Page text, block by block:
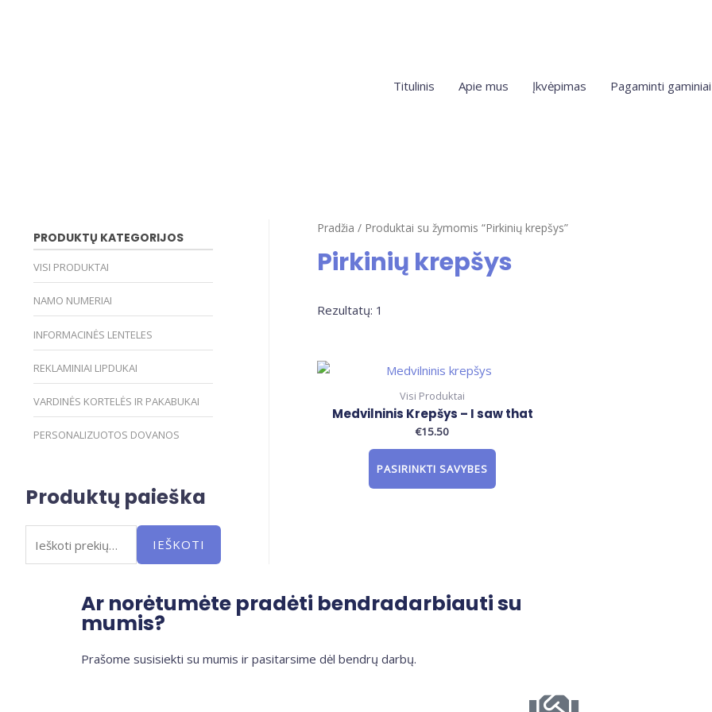
Titulinis Apie mus Įkvėpimas Pagaminti gaminiai
PRODUKTŲ KATEGORIJOS
VISI PRODUKTAI
NAMO NUMERIAI
INFORMACINĖS LENTELES
REKLAMINIAI LIPDUKAI
VARDINĖS KORTELĖS IR PAKABUKAI
PERSONALIZUOTOS DOVANOS
Produktų paieška
IEŠKOTI
Pradžia / Produktai su žymomis “Pirkinių krepšys”
Pirkinių krepšys
Rezultatų: 1
Visi Produktai
Medvilninis Krepšys – I saw that
€15.50
PASIRINKTI SAVYBES
Ar norėtumėte pradėti bendradarbiauti su
mumis?
Prašome susisiekti su mumis ir pasitarsime dėl bendrų darbų.